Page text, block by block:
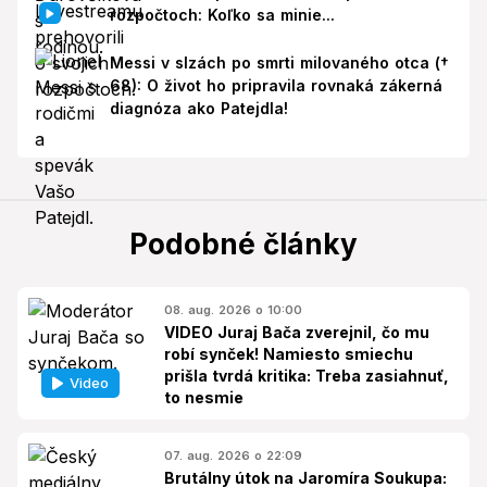
rozpočtoch: Koľko sa minie...
Messi v slzách po smrti milovaného otca (†
68): O život ho pripravila rovnaká zákerná
diagnóza ako Patejdla!
Podobné články
Video
08. aug. 2026 o 10:00
VIDEO Juraj Bača zverejnil, čo mu
robí synček! Namiesto smiechu
prišla tvrdá kritika: Treba zasiahnuť,
to nesmie
07. aug. 2026 o 22:09
Brutálny útok na Jaromíra Soukupa: